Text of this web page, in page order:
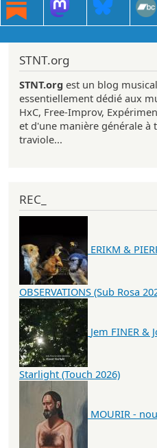
STNT.org
STNT.org est un blog
essentiellement dédié aux
HxC, Free-Improv,
et d'une manière générale à
traviole...
REC_
ERIKM &
OBSERVATIONS (Sub Rosa
Jem FINER &
Starlight (Touch 2026)
MOURIR -